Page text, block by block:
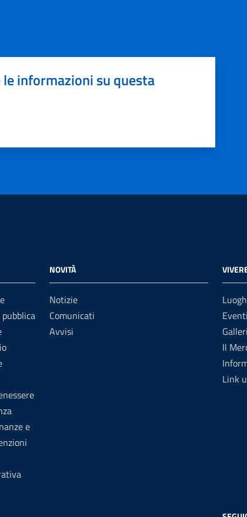
informazioni su questa
e
NOVITÀ
Notizie
Comunicati
Avvisi
Eventi
Il
Link